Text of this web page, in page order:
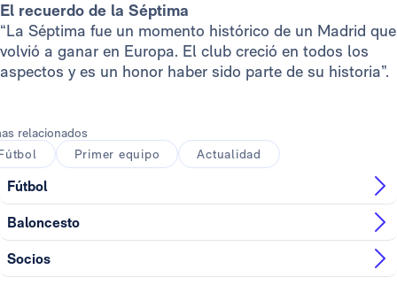
El recuerdo de la Séptima
“La Séptima fue un momento histórico de un Madrid que
volvió a ganar en Europa. El club creció en todos los
aspectos y es un honor haber sido parte de su historia”.
relacionados
Primer equipo Actualidad
Fútbol
Baloncesto
Socios